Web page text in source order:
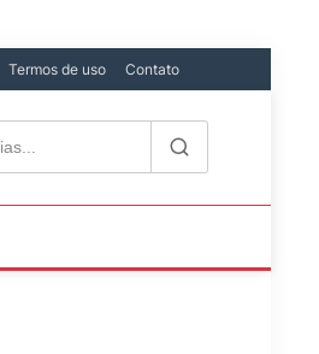
Termos de uso Contato